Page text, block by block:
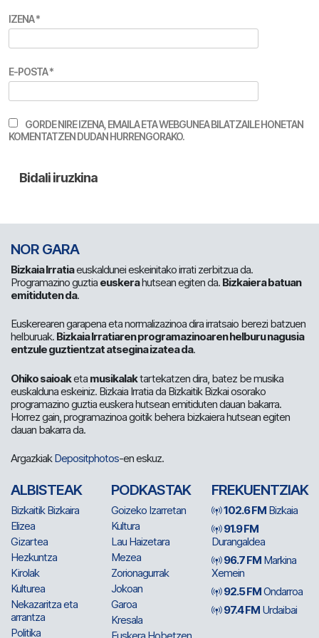
IZENA*
E-POSTA*
GORDE NIRE IZENA, EMAILA ETA WEBGUNEA BILATZAILE HONETAN
KOMENTATZEN DUDAN HURRENGORAKO.
NOR GARA
Bizkaia Irratiaeuskaldunei eskeinitako irrati zerbitzua da.
Programazino guztia euskerahutsean egiten da. Bizkaiera batuan
emitiduten da.
Euskerearen garapena eta normalizazinoa dira irratsaio berezi batzuen
helburuak. Bizkaia Irratiaren programazinoaren helburu nagusia
entzule guztientzat atsegina izatea da.
Ohiko saioaketa musikalaktartekatzen dira, batez be musika
euskalduna eskeiniz. Bizkaia Irratia da Bizkaitik Bizkai osorako
programazino guztia euskera hutsean emitiduten dauan bakarra.
Horrez gain, programazinoa goitik behera bizkaiera hutsean egiten
dauan bakarra da.
ArgazkiakDepositphotos-en eskuz.
ALBISTEAK
Bizkaitik Bizkaira
Elizea
Gizartea
Hezkuntza
Kirolak
Kulturea
Nekazaritza eta
arrantza
Politika
PODKASTAK
Goizeko Izarretan
Kultura
Lau Haizetara
Mezea
Zorionagurrak
Jokoan
Garoa
Kresala
FREKUENTZIAK
102.6 FM Bizkaia
91.9 FM
Durangaldea
96.7 FM Markina
Xemein
92.5 FMOndarroa
97.4 FM Urdaibai